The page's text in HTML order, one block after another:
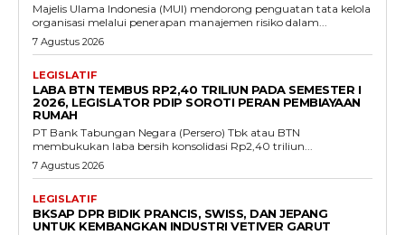
Majelis Ulama Indonesia (MUI) mendorong penguatan tata kelola
organisasi melalui penerapan manajemen risiko dalam...
7 Agustus 2026
LEGISLATIF
LABA BTN TEMBUS RP2,40 TRILIUN PADA SEMESTER I
2026, LEGISLATOR PDIP SOROTI PERAN PEMBIAYAAN
RUMAH
PT Bank Tabungan Negara (Persero) Tbk atau BTN
membukukan laba bersih konsolidasi Rp2,40 triliun...
7 Agustus 2026
LEGISLATIF
BKSAP DPR BIDIK PRANCIS, SWISS, DAN JEPANG
UNTUK KEMBANGKAN INDUSTRI VETIVER GARUT